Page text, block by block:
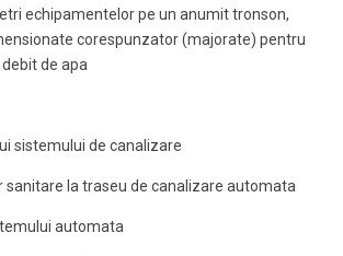
echipamentelor pe un anumit tronson,
corespunzator (majorate) pentru
de apa
sistemului de canalizare
sanitare la traseu de canalizare automata
automata